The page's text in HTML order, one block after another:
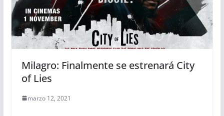
Milagro: Finalmente se estrenará City
of Lies
marzo 12, 2021